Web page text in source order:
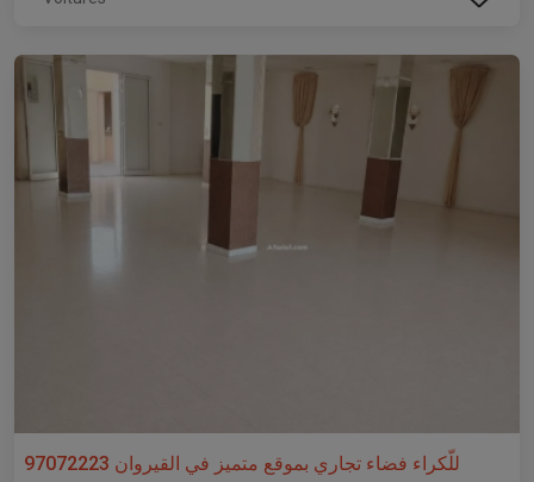
للّكراء فضاء تجاري بموقع متميز في القيروان 97072223